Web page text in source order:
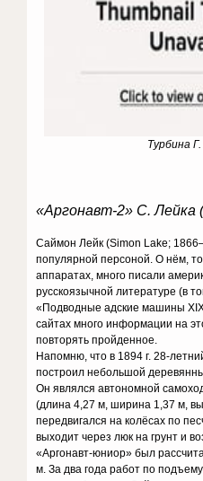
Турбина
«Аргонавт-2» С. Лейка
Саймон Лейк (Simon Lake;
популярной персоной. О нём,
аппаратах, много писали
русскоязычной литературе (в
«Подводные адские машины
сайтах много информации на
повторять пройденное.
Напомню, что в 1894 г. 28-
построил небольшой
Он являлся автономной
(длина 4,27 м, ширина 1,37 м,
передвигался на колёсах по
выходит через люк на грунт и
«Аргонавт-юниор» был
м. За два года работ по